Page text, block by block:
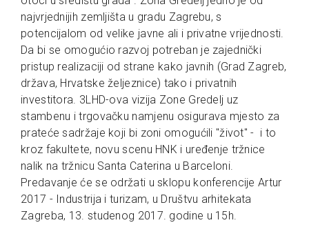
najvrjednijih zemljišta u gradu Zagrebu, s
potencijalom od velike javne ali i privatne vrijednosti.
Da bi se omogućio razvoj potreban je zajednički
pristup realizaciji od strane kako javnih (Grad Zagreb,
država, Hrvatske željeznice) tako i privatnih
investitora. 3LHD-ova vizija Zone Gredelj uz
stambenu i trgovačku namjenu osigurava mjesto za
prateće sadržaje koji bi zoni omogućili "život" - i to
kroz fakultete, novu scenu HNK i uređenje tržnice
nalik na tržnicu Santa Caterina u Barceloni.
Predavanje će se održati u sklopu konferencije Artur
2017 - Industrija i turizam, u Društvu arhitekata
Zagreba, 13. studenog 2017. godine u 15h.